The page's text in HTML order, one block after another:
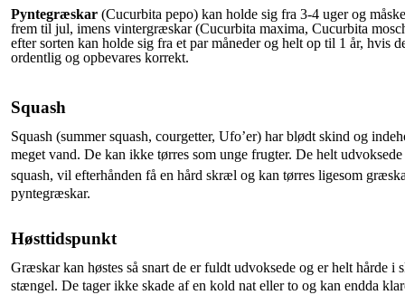
Pyntegræskar (Cucurbita pepo) kan holde sig fra 3-4 uger og
frem til jul, imens vintergræskar (Cucurbita maxima, Cucurbita
efter sorten kan holde sig fra et par måneder og helt op til 1 år, hvis
ordentlig og opbevares korrekt.
Squash
Squash (summer squash, courgetter, Ufo’er) har blødt skind og
meget vand. De kan ikke tørres som unge frugter. De helt udvoksede
squash, vil efterhånden få en hård skræl og kan tørres ligesom
pyntegræskar.
Høsttidspunkt
Græskar kan høstes så snart de er fuldt udvoksede og er helt hårde i
stængel. De tager ikke skade af en kold nat eller to og kan endda